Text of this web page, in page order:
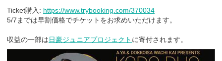
Ticket購入: https://www.trybooking.com/370034
5/7までは早割価格でチケットをお求めいただけます。
収益の一部は日豪ジュニアプロジェクト に寄付されます。